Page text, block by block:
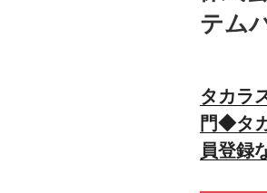
テム
タカラ
門◆タ
員登録